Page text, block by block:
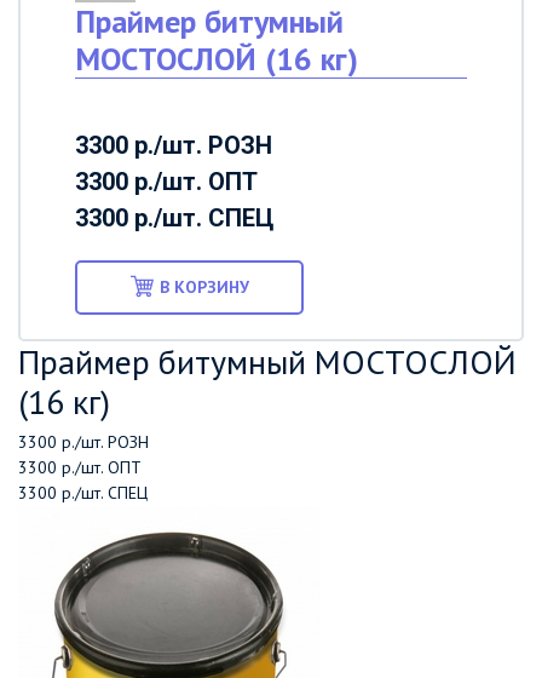
Праймер битумный
МОСТОСЛОЙ (16 кг)
3300 р./шт. РОЗН
3300 р./шт. ОПТ
3300 р./шт. СПЕЦ
В КОРЗИНУ
Праймер битумный МОСТОСЛОЙ
(16 кг)
3300 р./шт. РОЗН
3300 р./шт. ОПТ
3300 р./шт. СПЕЦ